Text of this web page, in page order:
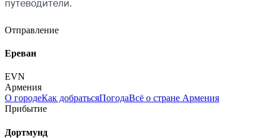
путеводители.
Отправление
Ереван
EVN
Армения
О городеКак добратьсяПогодаВсё о стране Армения
Прибытие
Дортмунд